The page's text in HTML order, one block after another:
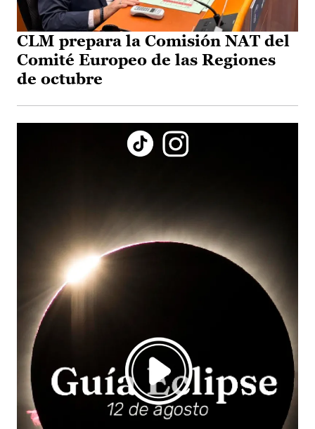
CLM prepara la Comisión NAT del
Comité Europeo de las Regiones
de octubre